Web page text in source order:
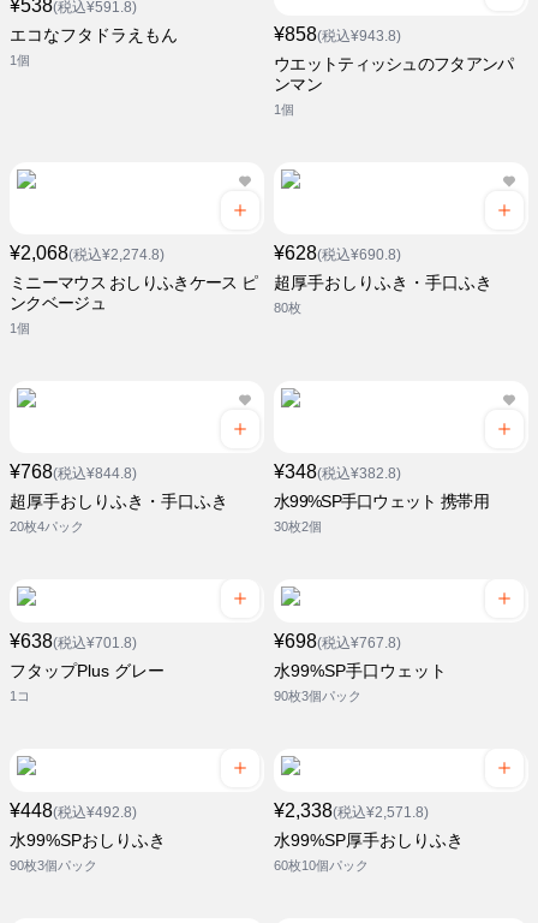
¥538(税込¥591.8)
エコなフタドラえもん
1個
¥858(税込¥943.8)
ウエットティッシュのフタアンパ
ンマン
1個
¥2,068(税込¥2,274.8)
ミニーマウス おしりふきケース ピ
ンクベージュ
1個
¥628(税込¥690.8)
超厚手おしりふき・手口ふき
80枚
¥768(税込¥844.8)
超厚手おしりふき・手口ふき
20枚4パック
¥348(税込¥382.8)
水99%SP手口ウェット 携帯用
30枚2個
¥638(税込¥701.8)
フタップPlus グレー
1コ
¥698(税込¥767.8)
水99%SP手口ウェット
90枚3個パック
¥448(税込¥492.8)
水99%SPおしりふき
90枚3個パック
¥2,338(税込¥2,571.8)
水99%SP厚手おしりふき
60枚10個パック